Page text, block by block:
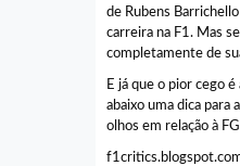
de Rubens
carreira na F1. Mas
completamente de
E já que o pior cego
abaixo uma dica para
olhos em relação à